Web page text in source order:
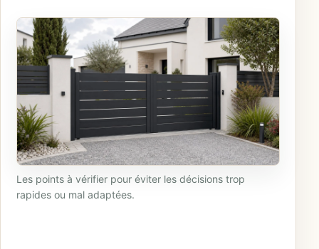
Les points à vérifier pour éviter les décisions trop
rapides ou mal adaptées.